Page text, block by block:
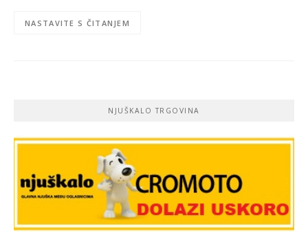
NASTAVITE S ČITANJEM
NJUŠKALO TRGOVINA